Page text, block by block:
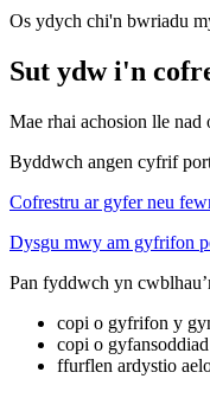
Os ydych chi'n bwriadu
Sut ydw i'n
Mae rhai achosion lle
Byddwch angen cyfrif
Cofrestru ar gyfer neu
Dysgu mwy am gyfrifon
Pan fyddwch yn
copi o gyfrifon y
copi o
ffurflen ardystio